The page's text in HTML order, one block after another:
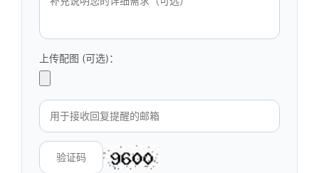
上传配图 (可选)：